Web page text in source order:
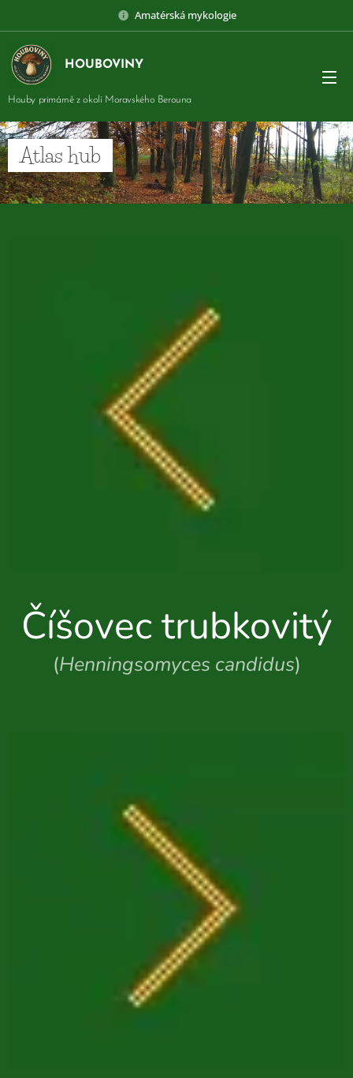
Amatérská mykologie
HOUBOVINY
Houby primárně z okolí Moravského Berouna
Atlas hub
Číšovec trubkovitý
(Henningsomyces candidus)